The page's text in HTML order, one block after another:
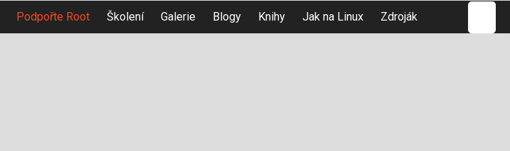
Podpořte Root Školení Galerie Blogy Knihy Jak na Linux Zdroják